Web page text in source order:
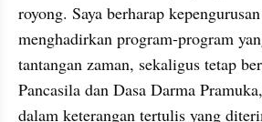
royong. Saya berharap
menghadirkan program-program
tantangan zaman, sekaligus tetap
Pancasila dan Dasa Darma
dalam keterangan tertulis yang